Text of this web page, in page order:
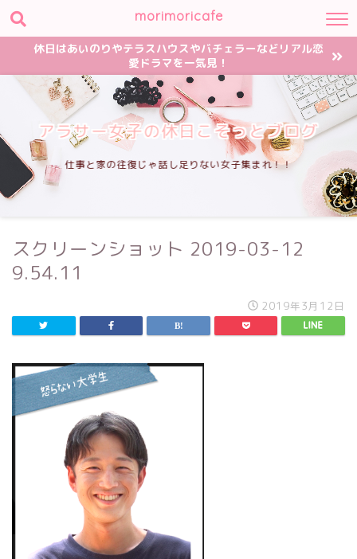
morimoricafe
休日はあいのりやテラスハウスやバチェラーなどリアル恋
愛ドラマを一気見！
アラサー女子の休日こそっとブログ
仕事と家の往復じゃ話し足りない女子集まれ！！
スクリーンショット 2019-03-12
9.54.11
2019年3月12日